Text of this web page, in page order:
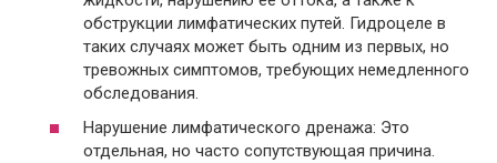
обструкции лимфатических путей. Гидроцеле в
таких случаях может быть одним из первых, но
тревожных симптомов, требующих немедленного
обследования.
Нарушение лимфатического дренажа: Это
отдельная, но часто сопутствующая причина.